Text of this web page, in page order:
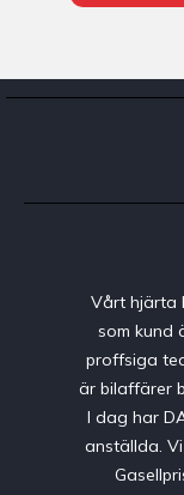
Vårt hjärta
som kund
proffsiga
är bilaffärer
I dag har
anställda.